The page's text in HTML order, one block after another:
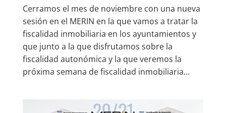
Cerramos el mes de noviembre con una nueva
sesión en el MERIN en la que vamos a tratar la
fiscalidad inmobiliaria en los ayuntamientos y
que junto a la que disfrutamos sobre la
fiscalidad autonómica y la que veremos la
próxima semana de fiscalidad inmobiliaria...